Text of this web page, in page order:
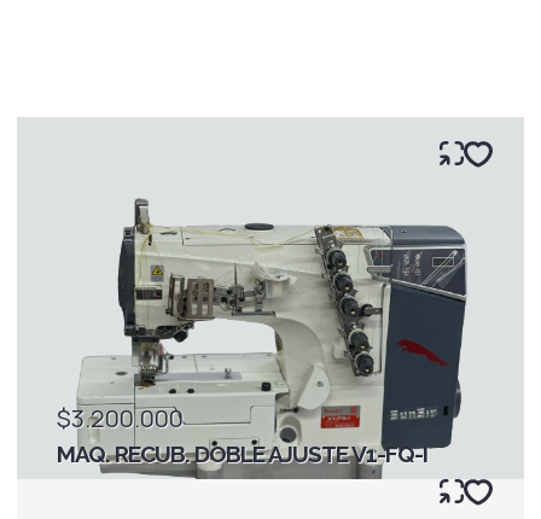
$3.200.000
MAQ. RECUB. DOBLE AJUSTE V1-FQ-I